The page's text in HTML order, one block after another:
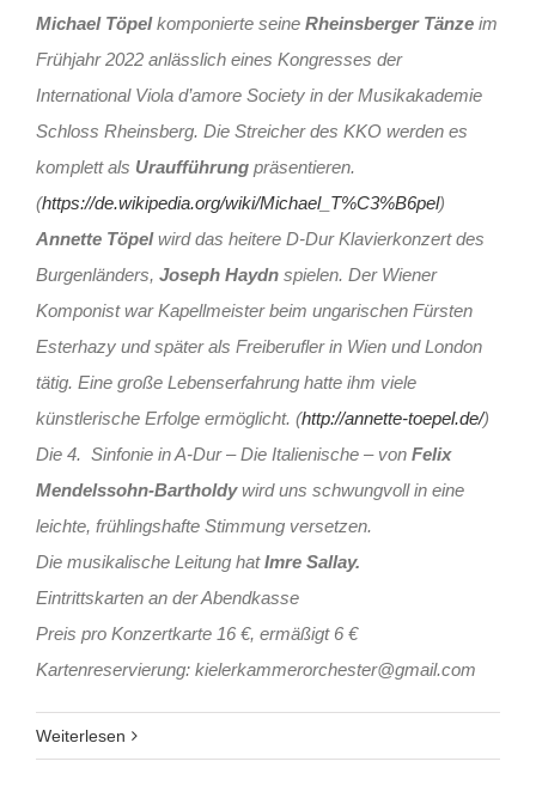
Michael Töpelkomponierte seine Rheinsberger Tänze im
Frühjahr 2022 anlässlich eines Kongresses der
International Viola d’amore Society in der Musikakademie
Schloss Rheinsberg. Die Streicher des KKO werden es
komplett als Uraufführungpräsentieren.
(https://de.wikipedia.org/wiki/Michael_T%C3%B6pel)
Annette Töpelwird das heitere D-Dur Klavierkonzert des
Burgenländers, Joseph Haydn spielen. Der Wiener
Komponist war Kapellmeister beim ungarischen Fürsten
Esterhazy und später als Freiberufler in Wien und London
tätig. Eine große Lebenserfahrung hatte ihm viele
künstlerische Erfolge ermöglicht. (http://annette-toepel.de/)
Die 4. Sinfonie in A-Dur – Die Italienische – von Felix
Mendelssohn-Bartholdywird uns schwungvoll in eine
leichte, frühlingshafte Stimmung versetzen.
Die musikalische Leitung hatImre Sallay.
Eintrittskarten an der Abendkasse
Preis pro Konzertkarte 16 €, ermäßigt 6 €
Kartenreservierung: kielerkammerorchester@gmail.com
Weiterlesen